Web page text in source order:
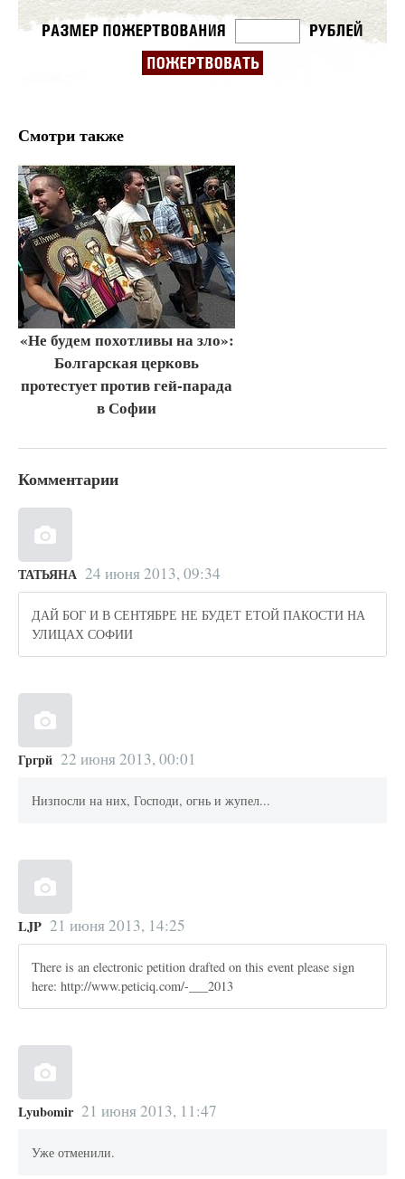
Смотри также
«Не будем похотливы на зло»:
Болгарская церковь
протестует против гей-парада
в Софии
Комментарии
ТАТЬЯНА 24 июня 2013, 09:34
ДАЙ БОГ И В СЕНТЯБРЕ НЕ БУДЕТ ЕТОЙ ПАКОСТИ НА
УЛИЦАХ СОФИИ
Гргрй 22 июня 2013, 00:01
Низпосли на них, Господи, огнь и жупел...
LJP 21 июня 2013, 14:25
There is an electronic petition drafted on this event please sign
here: http://www.peticiq.com/-___2013
Lyubomir 21 июня 2013, 11:47
Уже отменили.